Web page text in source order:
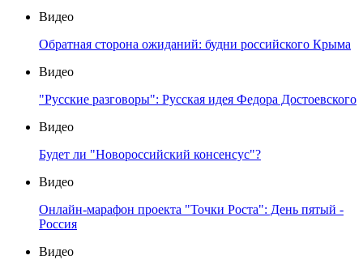
Видео
Обратная сторона ожиданий: будни российского Крыма
Видео
"Русские разговоры": Русская идея Федора Достоевского
Видео
Будет ли "Новороссийский консенсус"?
Видео
Онлайн-марафон проекта "Точки Роста": День пятый -
Россия
Видео